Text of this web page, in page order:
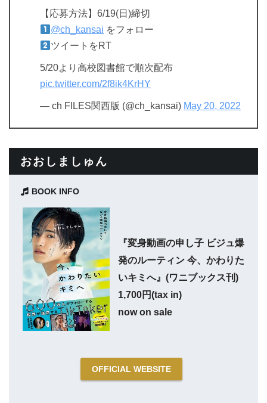
【応募方法】6/19(日)締切
@ch_kansai をフォロー
ツイートをRT
5/20より高校図書館で順次配布
pic.twitter.com/2f8ik4KrHY
— ch FILES関西版 (@ch_kansai) May 20, 2022
おおしましゅん
BOOK INFO
『変身動画の申し子 ビジュ爆
発のルーティン 今、かわりた
いキミへ』(ワニブックス刊)
1,700円(tax in)
now on sale
OFFICIAL WEBSITE